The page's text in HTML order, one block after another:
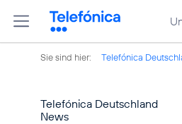
Sie sind hier: Telefónica
Telefónica Deutschland
News